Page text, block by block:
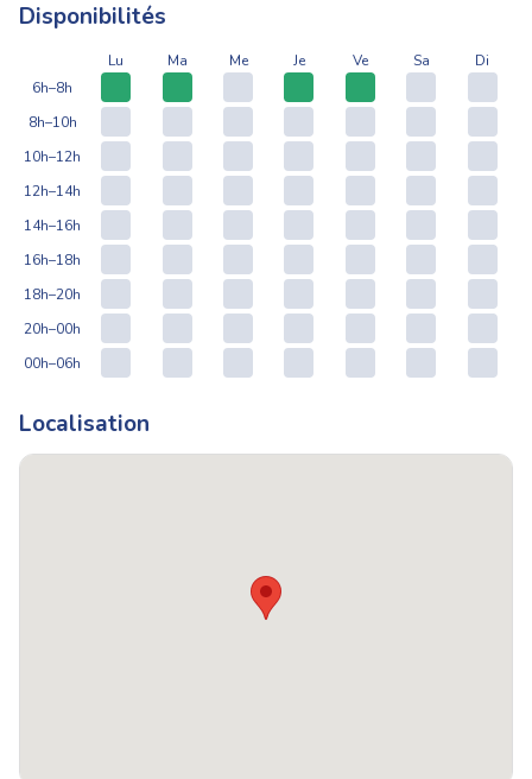
Disponibilités
Lu Ma Me Je Ve Sa
Di
6h–8h
8h–10h
10h–12h
12h–14h
14h–16h
16h–18h
18h–20h
20h–00h
00h–06h
Localisation